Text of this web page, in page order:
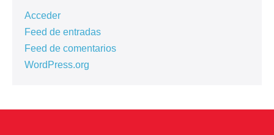
Acceder
Feed de entradas
Feed de comentarios
WordPress.org